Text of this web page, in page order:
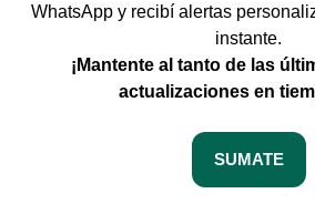
WhatsApp y recibí alertas
instante.
¡Mantente al tanto de las
actualizaciones en
SUMATE